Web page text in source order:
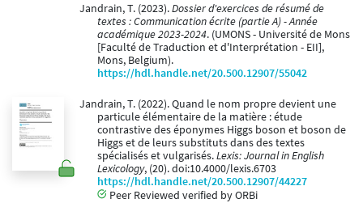
Jandrain, T. (2023).Dossier d'exercices de résumé de
textes : Communication écrite (partie A) - Année
académique 2023-2024. (UMONS - Université de Mons
[Faculté de Traduction et d'Interprétation - EII],
Mons, Belgium).
https://hdl.handle.net/20.500.12907/55042
Jandrain, T. (2022). Quand le nom propre devient une
particule élémentaire de la matière : étude
contrastive des éponymes Higgs boson et boson de
Higgs et de leurs substituts dans des textes
spécialisés et vulgarisés.Lexis: Journal in English
Lexicology, (20). doi:10.4000/lexis.6703
https://hdl.handle.net/20.500.12907/44227
Peer Reviewed verified by ORBi